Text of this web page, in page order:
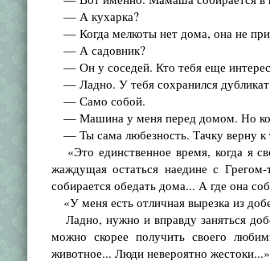
— А кухарка?
— Когда мелкоты нет дома, она не
— А садовник?
— Он у соседей. Кто тебя еще
— Ладно. У тебя сохранился
— Само собой.
— Машина у меня перед домом. Но ко
— Ты сама любезность. Тачку верну к
«Это единственное время, когда я
жаждущая остаться наедине с
собирается обедать дома... А где она
«У меня есть отличная вырезка из
Ладно, нужно и вправду заняться
можно скорее получить своего
животное... Люди невероятно жестоки...»